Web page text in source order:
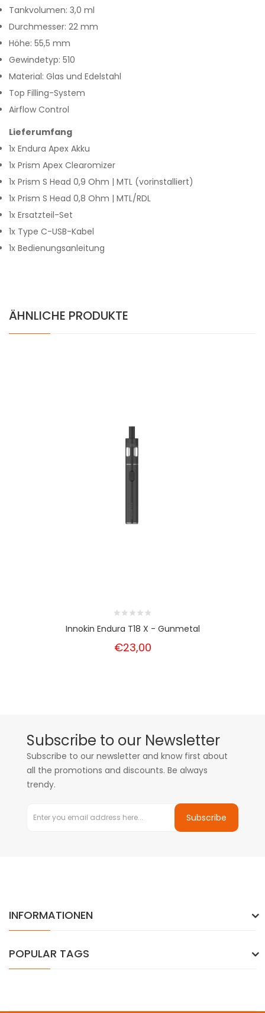
Tankvolumen: 3,0 ml
Durchmesser: 22 mm
Höhe: 55,5 mm
Gewindetyp: 510
Material: Glas und Edelstahl
Top Filling-System
Airflow Control
Lieferumfang
1x Endura Apex Akku
1x Prism Apex Clearomizer
1x Prism S Head 0,9 Ohm | MTL (vorinstalliert)
1x Prism S Head 0,8 Ohm | MTL/RDL
1x Ersatzteil-Set
1x Type C-USB-Kabel
1x Bedienungsanleitung
ÄHNLICHE PRODUKTE
Innokin Endura T18 X - Gunmetal
€23,00
Subscribe to our Newsletter
Subscribe to our newsletter and know first about
all the promotions and discounts. Be always
trendy.
Subscribe
INFORMATIONEN
POPULAR TAGS